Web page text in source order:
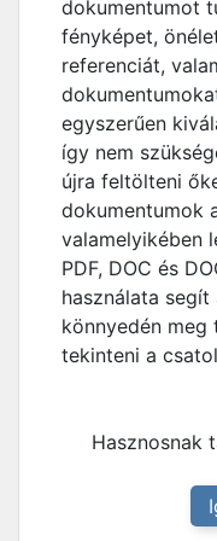
dokumentumot
fényképet,
referenciát,
egyszerűen
így nem
újra feltölteni
dokumentumok
valamelyikében
PDF, DOC és
használata
könnyedén
tekinteni a
Hasznosnak